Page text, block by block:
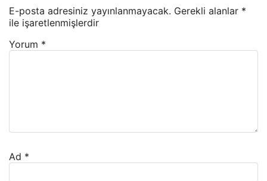
E-posta adresiniz yayınlanmayacak. Gerekli alanlar *
ile işaretlenmişlerdir
Yorum *
Ad *